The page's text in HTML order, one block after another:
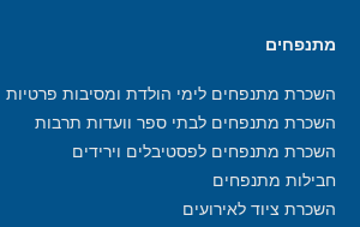
מתנפחים
השכרת מתנפחים לימי הולדת ומסיבות פרטיות
השכרת מתנפחים לבתי ספר וועדות תרבות
השכרת מתנפחים לפסטיבלים וירידים
חבילות מתנפחים
השכרת ציוד לאירועים